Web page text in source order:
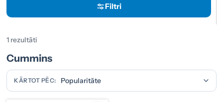
Filtri
1 rezultāti
Cummins
KĀRTOT PĒC: